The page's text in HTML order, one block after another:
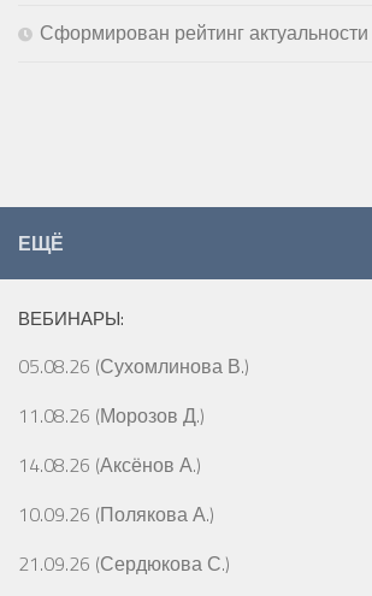
Сформирован рейтинг
ЕЩЁ
ВЕБИНАРЫ:
05.08.26 (Сухомлинова В.)
11.08.26 (Морозов Д.)
14.08.26 (Аксёнов А.)
10.09.26 (Полякова А.)
21.09.26 (Сердюкова С.)